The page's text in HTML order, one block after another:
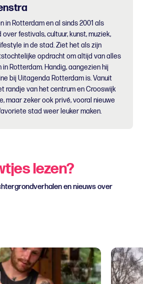
in Rotterdam en al sinds 2001 als
festivals, cultuur, kunst, muziek,
in de stad. Ziet het als zijn
opdracht om altijd van alles
Rotterdam. Handig, aangezien hij
bij Uitagenda Rotterdam is. Vanuit
randje van het centrum en Crooswijk
maar zeker ook privé, vooral nieuwe
stad weer leuker maken.
lezen?
en nieuws over